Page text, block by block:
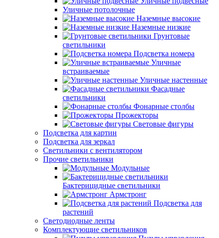
Уличные потолочные
Наземные высокие
Наземные низкие
Грунтовые
светильники
Подсветка номера
Уличные
встраиваемые
Уличные настенные
Фасадные
светильники
Фонарные столбы
Прожекторы
Световые фигуры
Подсветка для картин
Подсветка для зеркал
Светильники с вентилятором
Прочие светильники
Модульные
Бактерицидные светильники
Армстронг
Подсветка для
растений
Светодиодные ленты
Комплектующие светильников